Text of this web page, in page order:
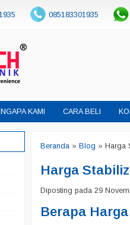
085183301935
KAMI CARA BELI
Beranda » Blog » Harga
Harga
Diposting pada 29
Berapa